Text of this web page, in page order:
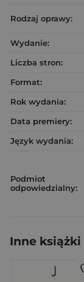
Rodzaj oprawy:
Wydanie:
Liczba stron:
Format:
Rok wydania:
Data premiery:
Język wydania:
Podmiot
odpowiedzialny:
Inne książki